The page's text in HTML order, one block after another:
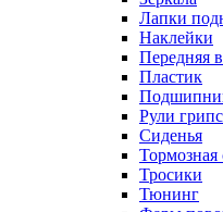
Лапки
Наклейки
Передняя
Пластик
Рули
Сиденья
Тормозная
Тросики
Тюнинг